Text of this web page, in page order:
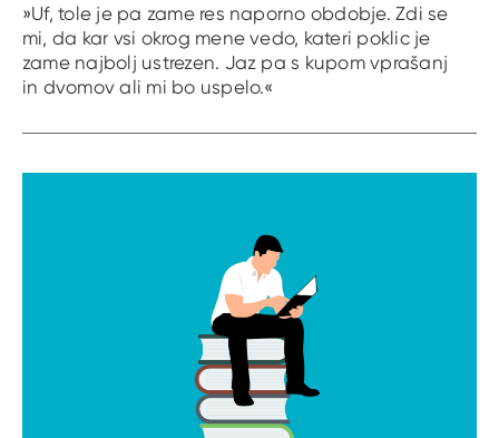
»Uf, tole je pa zame res naporno obdobje. Zdi se
mi, da kar vsi okrog mene vedo, kateri poklic je
zame najbolj ustrezen. Jaz pa s kupom vprašanj
in dvomov ali mi bo uspelo.«